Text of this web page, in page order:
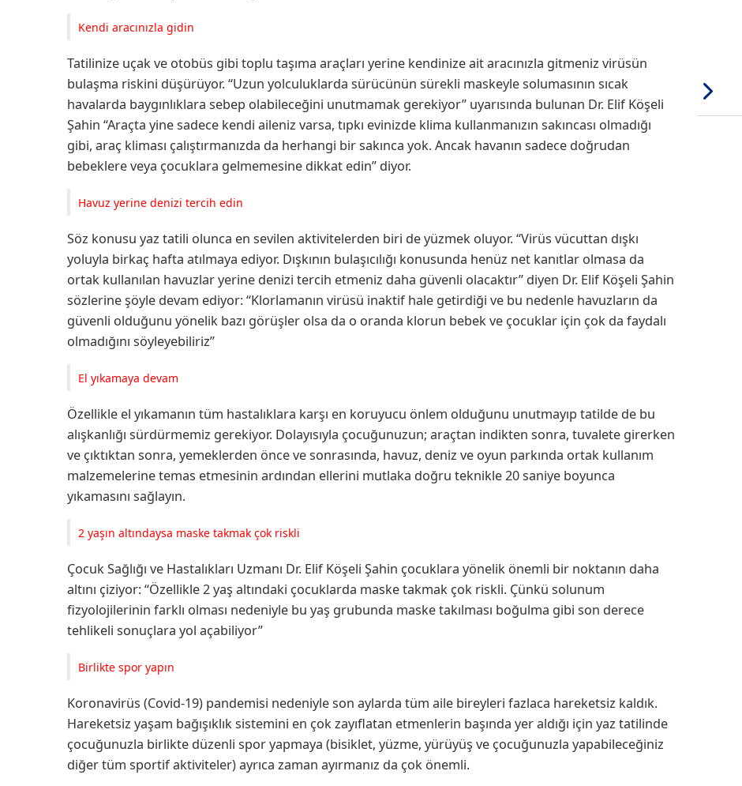
Kendi aracınızla gidin
Tatilinize uçak ve otobüs gibi toplu taşıma araçları yerine kendinize ait aracınızla gitmeniz virüsün
bulaşma riskini düşürüyor. “Uzun yolculuklarda sürücünün sürekli maskeyle solumasının sıcak
havalarda baygınlıklara sebep olabileceğini unutmamak gerekiyor” uyarısında bulunan Dr. Elif Köşeli
Şahin “Araçta yine sadece kendi aileniz varsa, tıpkı evinizde klima kullanmanızın sakıncası olmadığı
gibi, araç kliması çalıştırmanızda da herhangi bir sakınca yok. Ancak havanın sadece doğrudan
bebeklere veya çocuklara gelmemesine dikkat edin” diyor.
Havuz yerine denizi tercih edin
Söz konusu yaz tatili olunca en sevilen aktivitelerden biri de yüzmek oluyor. “Virüs vücuttan dışkı
yoluyla birkaç hafta atılmaya ediyor. Dışkının bulaşıcılığı konusunda henüz net kanıtlar olmasa da
ortak kullanılan havuzlar yerine denizi tercih etmeniz daha güvenli olacaktır” diyen Dr. Elif Köşeli Şahin
sözlerine şöyle devam ediyor: “Klorlamanın virüsü inaktif hale getirdiği ve bu nedenle havuzların da
güvenli olduğunu yönelik bazı görüşler olsa da o oranda klorun bebek ve çocuklar için çok da faydalı
olmadığını söyleyebiliriz”
El yıkamaya devam
Özellikle el yıkamanın tüm hastalıklara karşı en koruyucu önlem olduğunu unutmayıp tatilde de bu
alışkanlığı sürdürmemiz gerekiyor. Dolayısıyla çocuğunuzun; araçtan indikten sonra, tuvalete girerken
ve çıktıktan sonra, yemeklerden önce ve sonrasında, havuz, deniz ve oyun parkında ortak kullanım
malzemelerine temas etmesinin ardından ellerini mutlaka doğru teknikle 20 saniye boyunca
yıkamasını sağlayın.
2 yaşın altındaysa maske takmak çok riskli
Çocuk Sağlığı ve Hastalıkları Uzmanı Dr. Elif Köşeli Şahin çocuklara yönelik önemli bir noktanın daha
altını çiziyor: “Özellikle 2 yaş altındaki çocuklarda maske takmak çok riskli. Çünkü solunum
fizyolojilerinin farklı olması nedeniyle bu yaş grubunda maske takılması boğulma gibi son derece
tehlikeli sonuçlara yol açabiliyor”
Birlikte spor yapın
Koronavirüs (Covid-19) pandemisi nedeniyle son aylarda tüm aile bireyleri fazlaca hareketsiz kaldık.
Hareketsiz yaşam bağışıklık sistemini en çok zayıflatan etmenlerin başında yer aldığı için yaz tatilinde
çocuğunuzla birlikte düzenli spor yapmaya (bisiklet, yüzme, yürüyüş ve çocuğunuzla yapabileceğiniz
diğer tüm sportif aktiviteler) ayrıca zaman ayırmanız da çok önemli.